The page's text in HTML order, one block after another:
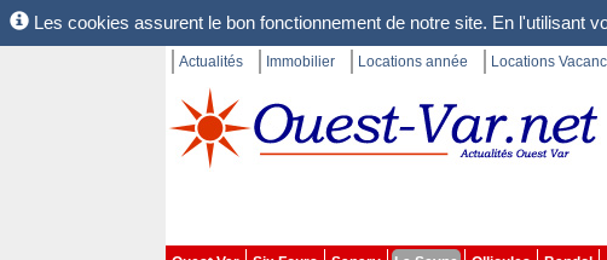
Les cookies assurent le bon fonctionnement de notre site. En l'utilisant
Actualités Immobilier Locations année Locations